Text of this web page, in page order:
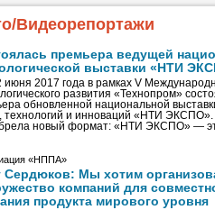
Видеорепортажи
премьера ведущей
выставки «НТИ
июня 2017 года в рамках V
развития «Технопром»
обновленной национальной
технологий и инноваций «НТИ ЭКСПО».
новый формат: «НТИ ЭКСПО» —
«НППА»
Сердюков: Мы хотим
компаний для
продукта мирового уровня